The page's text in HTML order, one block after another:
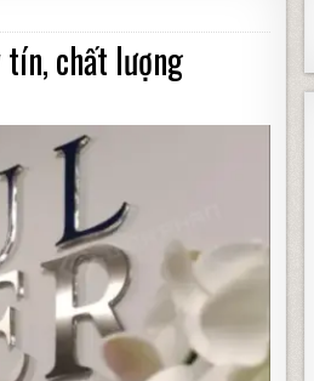
tín, chất lượng